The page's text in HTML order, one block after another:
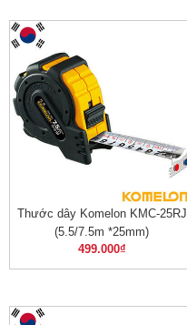
Thước dây Komelon KMC-25RJ
(5.5/7.5m *25mm)
499.000₫